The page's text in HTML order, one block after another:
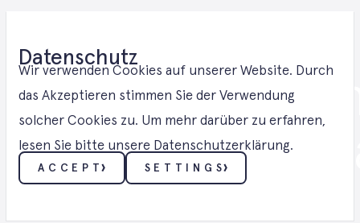
Datenschutz
Wir verwenden Cookies auf unserer Website. Durch
das Akzeptieren stimmen Sie der Verwendung
solcher Cookies zu. Um mehr darüber zu erfahren,
lesen Sie bitte unsere Datenschutzerklärung.
ACCEPT SETTINGS
Lösungen in
BATTERIESPEICHER ・